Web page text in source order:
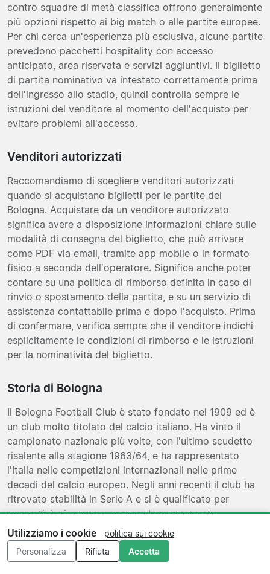
contro squadre di metà classifica offrono generalmente
più opzioni rispetto ai big match o alle partite europee.
Per chi cerca un'esperienza più esclusiva, alcune partite
prevedono pacchetti hospitality con accesso
anticipato, area riservata e servizi aggiuntivi. Il biglietto
di partita nominativo va intestato correttamente prima
dell'ingresso allo stadio, quindi controlla sempre le
istruzioni del venditore al momento dell'acquisto per
evitare problemi all'accesso.
Venditori autorizzati
Raccomandiamo di scegliere venditori autorizzati
quando si acquistano biglietti per le partite del
Bologna. Acquistare da un venditore autorizzato
significa avere a disposizione informazioni chiare sulle
modalità di consegna del biglietto, che può arrivare
come PDF via email, tramite app mobile o in formato
fisico a seconda dell'operatore. Significa anche poter
contare su una politica di rimborso definita in caso di
rinvio o spostamento della partita, e su un servizio di
assistenza contattabile prima e dopo l'acquisto. Prima
di confermare, verifica sempre che il venditore indichi
esplicitamente le condizioni di rimborso e le istruzioni
per la nominatività del biglietto.
Storia di Bologna
Il Bologna Football Club è stato fondato nel 1909 ed è
un club molto titolato del calcio italiano. Ha vinto il
campionato nazionale più volte, con l'ultimo scudetto
risalente alla stagione 1963/64, e ha rappresentato
l'Italia nelle competizioni internazionali nelle prime
decadi del calcio europeo. Negli anni recenti il club ha
ritrovato stabilità in Serie A e si è qualificato per
competizioni europee, segnando un momento
significativo nella storia moderna della società. La
maglia rossoblù è immediatamente riconoscibile nel
campionato italiano.
Utilizziamo i cookie
politica sui cookie
Personalizza
Rifiuta Accetta